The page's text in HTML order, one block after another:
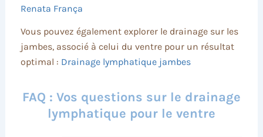
Renata França
Vous pouvez également explorer le drainage sur les
jambes, associé à celui du ventre pour un résultat
optimal : Drainage lymphatique jambes
FAQ : Vos questions sur le drainage
lymphatique pour le ventre